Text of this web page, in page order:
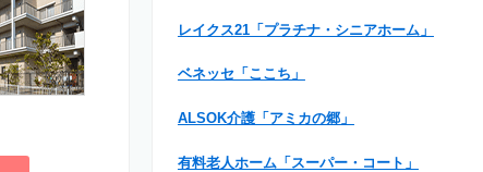
レイクス21「プラチナ・シニアホーム」
ベネッセ「ここち」
ALSOK介護「アミカの郷」
有料老人ホーム「スーパー・コート」